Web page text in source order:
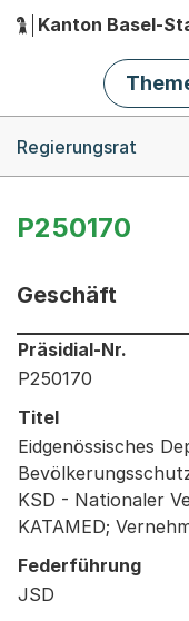
Hauptnavigation
Kanton Basel-
Regierungsrat
P250170
Geschäft
Informationen zum
Präsidial-Nr.
P250170
Titel
Eidgenössisches
KSD - Nationaler
KATAMED;
Federführung
JSD